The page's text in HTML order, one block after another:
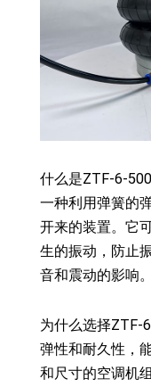
什么是ZTF-6-
一种利用弹簧的
开来的装置。它
生的振动，防止
音和震动的影响。
为什么选择ZTF-
弹性和耐久性，
和尺寸的空调机